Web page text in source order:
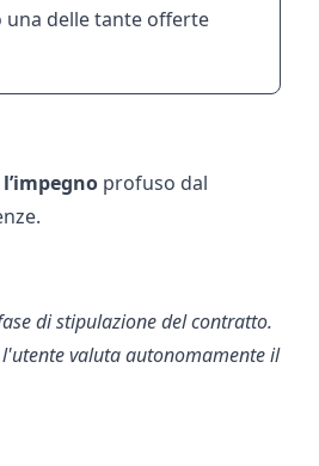
una delle tante offerte
l’impegnoprofuso dal
di stipulazione del contratto.
valuta autonomamente il